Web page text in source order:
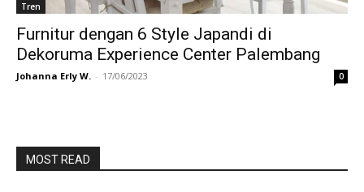
Tren
Furnitur dengan 6 Style Japandi di
Dekoruma Experience Center Palembang
Johanna Erly W. - 17/06/2023 0
MOST READ